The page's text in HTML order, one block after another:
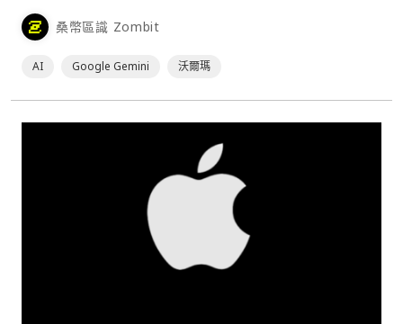
聊天機器人 Gemini。此舉象徵兩家公司正加碼押注一個由自
主「代理式」（agentic）系統主導的未來商務模式。⋯
桑幣區識 Zombit
AI Google Gemini 沃爾瑪